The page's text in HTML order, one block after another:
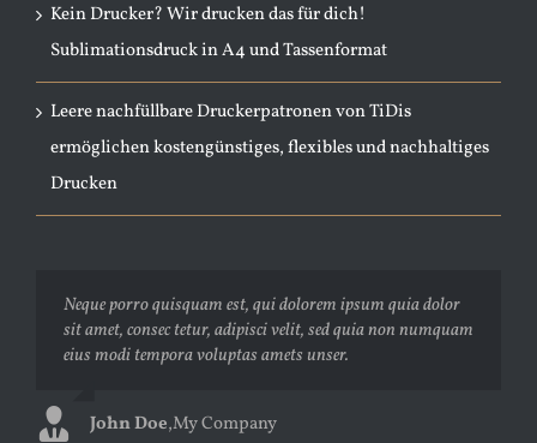
Kein Drucker? Wir drucken das für dich!
Sublimationsdruck in A4 und Tassenformat
Leere nachfüllbare Druckerpatronen von TiDis
ermöglichen kostengünstiges, flexibles und nachhaltiges
Drucken
Neque porro quisquam est, qui dolorem ipsum quia dolor
sit amet, consec tetur, adipisci velit, sed quia non numquam
eius modi tempora voluptas amets unser.
John Doe,My Company
Aliquam erat volutpat. Quisque at est id ligula facilisis
laoreet eget pulvinar nibh. Suspendisse at ultrices dui.
Curabitur ac felis arcu sadips ipsums fugiats nemis.
Luke Beck,Theme Fusion